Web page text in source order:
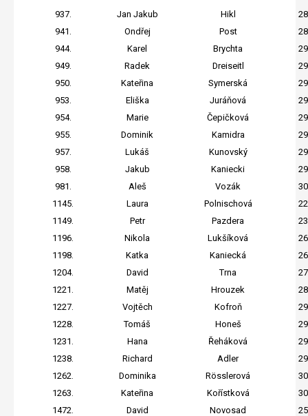
937.
Jan Jakub Hikl
941.
Ondřej Post
944.
Karel Brychta
949.
Radek Dreiseitl
950.
Kateřina Symerská
953.
Eliška Juráňová
954.
Marie Čepičková
955.
Dominik Kamidra
957.
Lukáš Kunovský
958.
Jakub Kaniecki
981.
Aleš Vozák
1145.
Laura Polnischová
1149.
Petr Pazdera
1196.
Nikola Lukšíková
1198.
Katka Kaniecká
1204.
David Trna
1221.
Matěj Hrouzek
1227.
Vojtěch Kofroň
1228.
Tomáš Honeš
1231.
Hana Řeháková
1238.
Richard Adler
1262.
Dominika Rösslerová
1263.
Kateřina Kořístková
1472.
David Novosad